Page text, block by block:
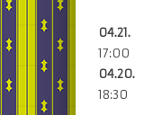
04.21.
17:00
04.20.
18:30